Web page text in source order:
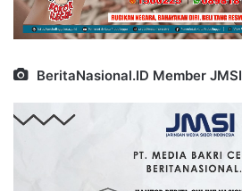
BeritaNasional.ID Member JMSI